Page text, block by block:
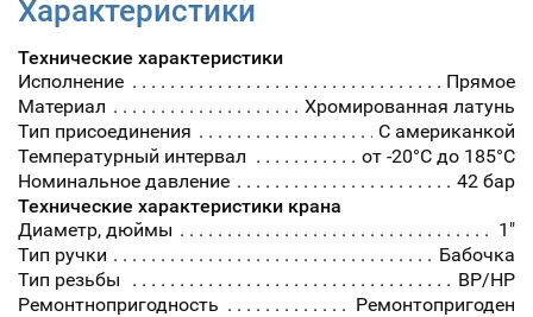
Характеристики
Технические характеристики
Исполнение
Прямое
Материал
Хромированная латунь
Тип присоединения
С американкой
Температурный интервал
от -20°С до 185°С
Номинальное давление
42 бар
Технические характеристики крана
Диаметр, дюймы
1"
Тип ручки
Бабочка
Тип резьбы
ВР/НР
Ремонтнопригодность
Ремонтопригоден